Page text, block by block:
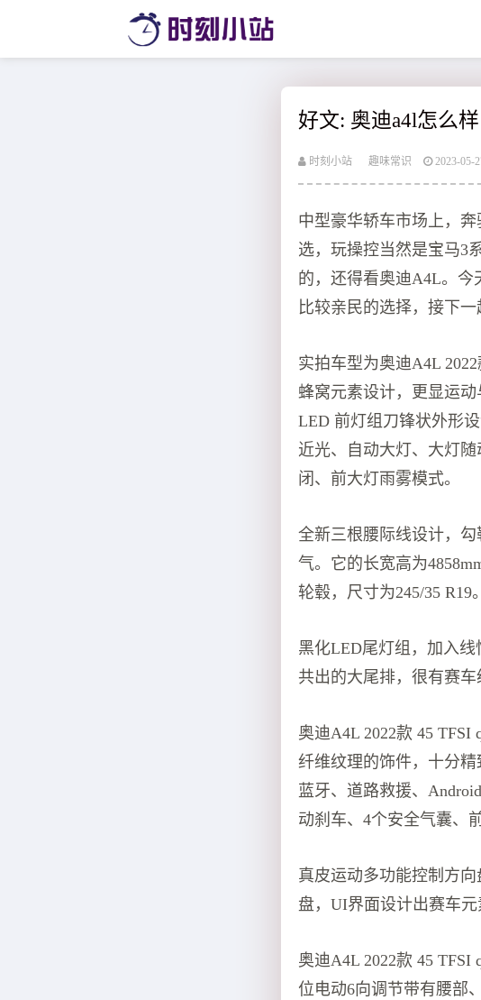
好文: 奥迪a4l怎么样
时刻小站 趣味常识 2023-05-
中型豪华轿车市场上，
选，玩操控当然是宝马3
的，还得看奥迪A4L。今
比较亲民的选择，接下一
实拍车型为奥迪A4L
蜂窝元素设计，更显运
LED 前灯组刀锋状外形
近光、自动大灯、大灯
闭、前大灯雨雾模式。
全新三根腰际线设计，
气。它的长宽高为
轮毂，尺寸为245/35 R19。
黑化LED尾灯组，加入
共出的大尾排，很有赛车
奥迪A4L 2022款 45
纤维纹理的饰件，十分
蓝牙、道路救援、
动刹车、4个安全气囊、
真皮运动多功能控制方
盘，UI界面设计出赛车元
奥迪A4L 2022款 45
位电动6向调节带有腰部